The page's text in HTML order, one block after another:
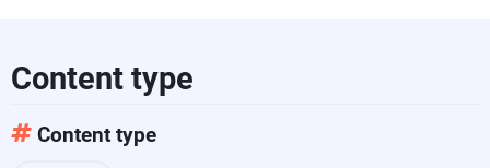
Content type
Content type